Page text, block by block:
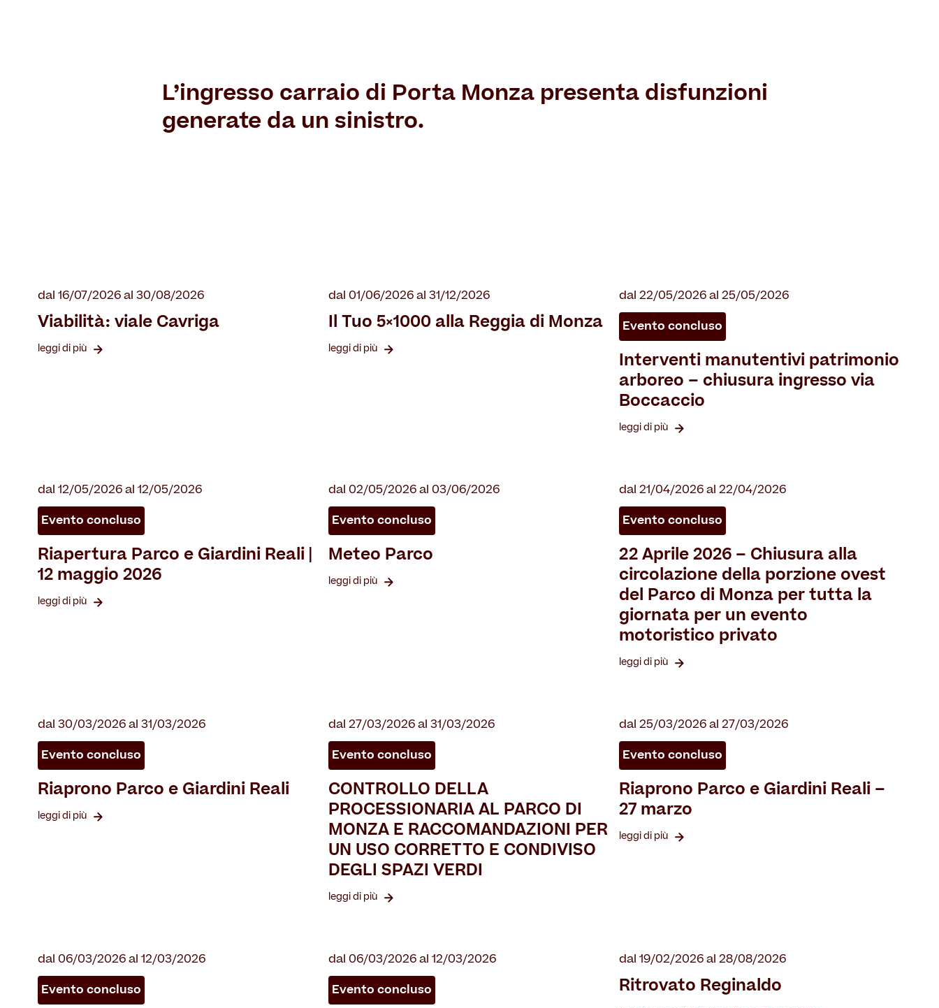
L’ingresso carraio di Porta Monza presenta disfunzioni
generate da un sinistro.
dal 16/07/2026 al 30/08/2026
Viabilità: viale Cavriga
leggi di più
dal 01/06/2026 al 31/12/2026
Il Tuo 5×1000 alla Reggia di Monza
leggi di più
dal 22/05/2026 al 25/05/2026
Evento concluso
Interventi manutentivi patrimonio
arboreo – chiusura ingresso via
Boccaccio
leggi di più
dal 12/05/2026 al 12/05/2026
Evento concluso
Riapertura Parco e Giardini Reali |
12 maggio 2026
leggi di più
dal 02/05/2026 al 03/06/2026
Evento concluso
Meteo Parco
leggi di più
dal 21/04/2026 al 22/04/2026
Evento concluso
22 Aprile 2026 – Chiusura alla
circolazione della porzione ovest
del Parco di Monza per tutta la
giornata per un evento
motoristico privato
leggi di più
dal 30/03/2026 al 31/03/2026
Evento concluso
Riaprono Parco e Giardini Reali
leggi di più
dal 27/03/2026 al 31/03/2026
Evento concluso
CONTROLLO DELLA
PROCESSIONARIA AL PARCO DI
MONZA E RACCOMANDAZIONI PER
UN USO CORRETTO E CONDIVISO
DEGLI SPAZI VERDI
leggi di più
dal 25/03/2026 al 27/03/2026
Evento concluso
Riaprono Parco e Giardini Reali –
27 marzo
leggi di più
dal 06/03/2026 al 12/03/2026
Evento concluso
dal 06/03/2026 al 12/03/2026
Evento concluso
dal 19/02/2026 al 28/08/2026
Ritrovato Reginaldo